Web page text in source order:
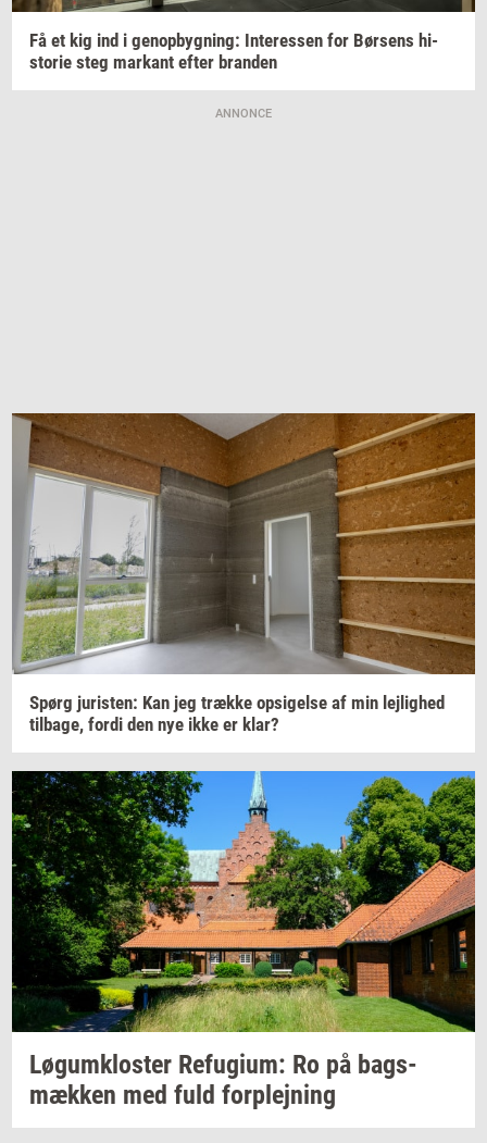
Få et kig ind i genop­byg­ning: In­ter­es­sen for Bør­sens hi­
sto­rie steg mar­kant efter bran­den
ANNONCE
Spørg juri­sten: Kan jeg træk­ke op­si­gel­se af min lej­lig­hed
til­ba­ge, fordi den nye ikke er klar?
Løgum­klo­ster Re­fu­gi­um: Ro på bags­
mæk­ken med fuld for­plej­ning